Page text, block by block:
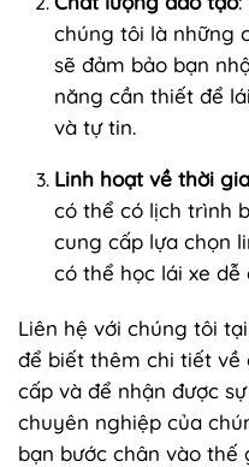
chúng tôi là những
sẽ đảm bảo bạn
năng cần thiết để
và tự tin.
Linh hoạt về thời
có thể có lịch trình
cung cấp lựa chọn
có thể học lái xe dễ
Liên hệ với chúng tôi
để biết thêm chi tiết về
cấp và để nhận được
chuyên nghiệp của
bạn bước chân vào thế